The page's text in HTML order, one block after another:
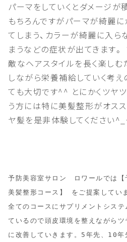
パーマをしていくとダメージが
もちろんですがパーマが綺麗に
てしまう、カラーが綺麗に入ら
まうなどの症状が出てきます
敵なヘアスタイルを長く楽し
しながら栄養補給していく考
ても大切です^^ とにかくツヤ
う方には特に美髪整形がオス
ヤ髪を是非体験してください
予防美容室サロン　ロワールでは
美髪整形コース】 をご提案してい
全てのコースにサプリメントシス
ているので頭皮環境を整えながらツ
に改善していきます。5年先、10年